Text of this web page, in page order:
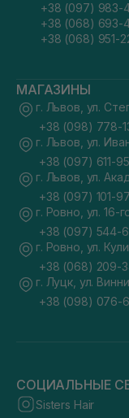
+38 (097) 983-
+38 (068) 693-
+38 (068) 951-
МАГАЗИНЫ
г. Львов, ул.
+38 (098) 778-
г. Львов, ул.
+38 (097) 611-
г. Львов, ул.
+38 (097) 101-
г. Ровно, ул. 16-
+38 (097) 544-
г. Ровно, ул.
+38 (068) 209-
г. Луцк, ул.
+38 (098) 076-
СОЦИАЛЬНЫЕ
Sisters Hair